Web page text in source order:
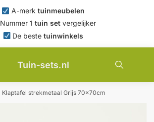
A-merk tuinmeubelen
Nummer 1 tuin set vergelijker
De bestetuinwinkels
Tuin-sets.nl
Klaptafel strekmetaal Grijs 70x70cm